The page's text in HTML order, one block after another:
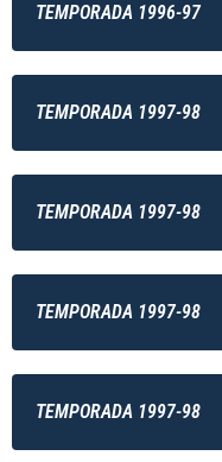
TEMPORADA 1996-97
TEMPORADA 1997-98
TEMPORADA 1997-98
TEMPORADA 1997-98
TEMPORADA 1997-98